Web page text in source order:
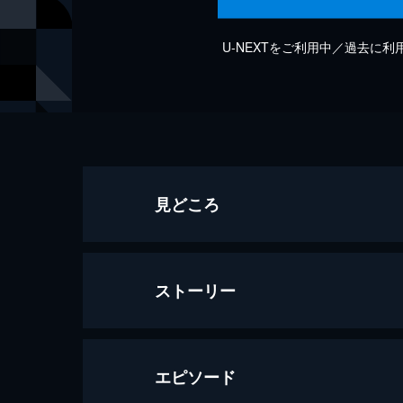
U-NEXTをご利用中／過去に利
見どころ
ストーリー
エピソード